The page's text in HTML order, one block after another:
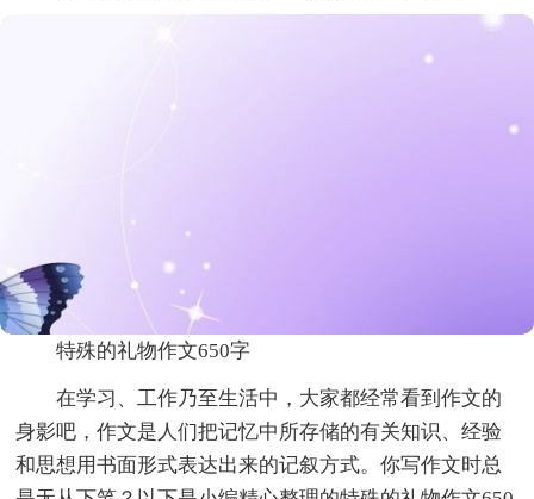
特殊的礼物作文650字
在学习、工作乃至生活中，大家都经常看到作文的
身影吧，作文是人们把记忆中所存储的有关知识、经验
和思想用书面形式表达出来的记叙方式。你写作文时总